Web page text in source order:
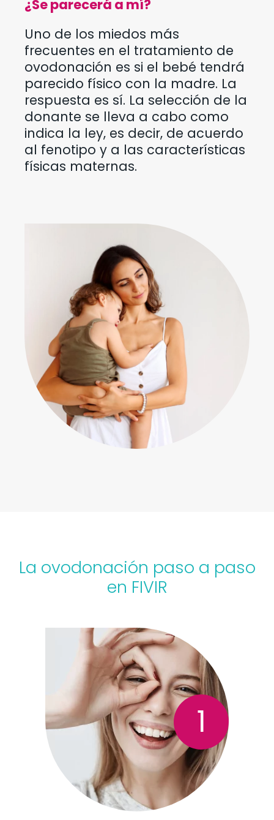
¿Se parecerá a mí?
Uno de los miedos más
frecuentes en el tratamiento de
ovodonación es si el bebé tendrá
parecido físico con la madre. La
respuesta es sí. La selección de la
donante se lleva a cabo como
indica la ley, es decir, de acuerdo
al fenotipo y a las características
físicas maternas.
La ovodonación paso a paso
en FIVIR
1